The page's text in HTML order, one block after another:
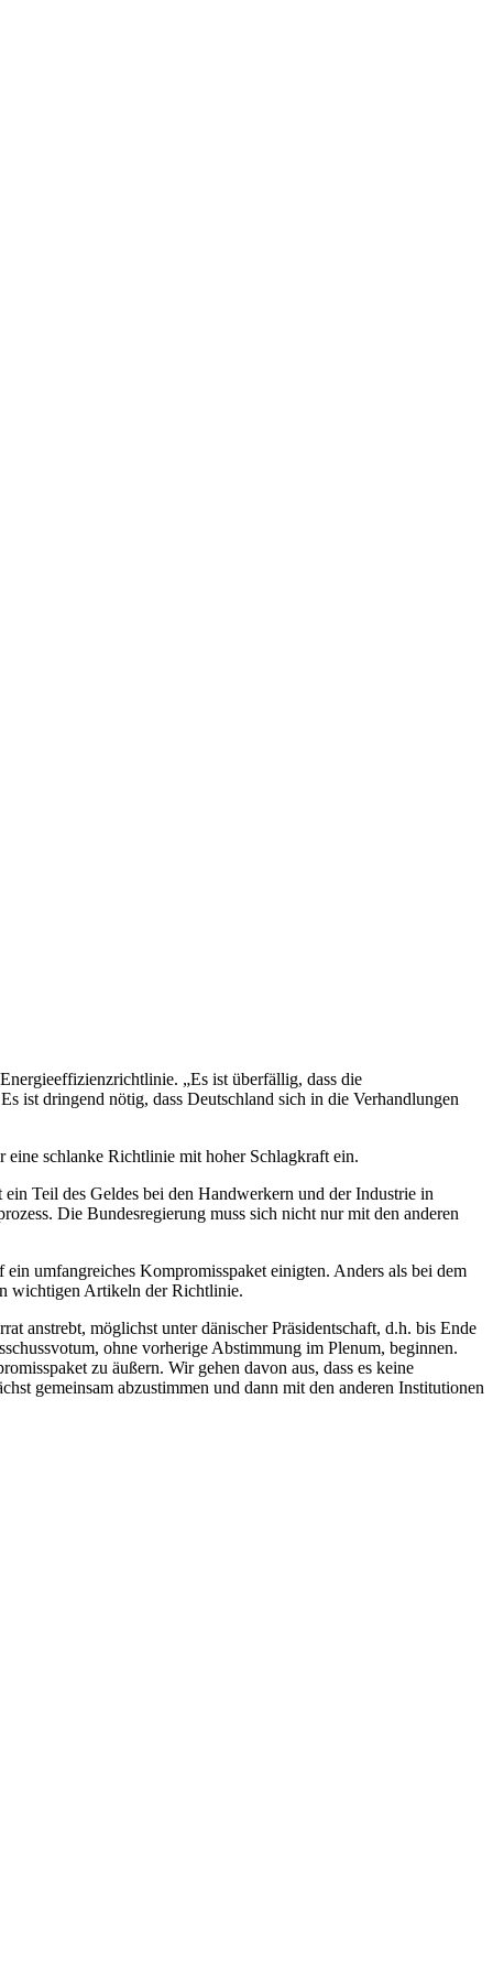
„Es ist überfällig, dass die
ist dringend nötig, dass Deutschland sich in die Verhandlungen
schlanke Richtlinie mit hoher Schlagkraft ein.
Teil des Geldes bei den Handwerkern und der Industrie in
Die Bundesregierung muss sich nicht nur mit den anderen
umfangreiches Kompromisspaket einigten. Anders als bei dem
wichtigen Artikeln der Richtlinie.
anstrebt, möglichst unter dänischer Präsidentschaft, d.h. bis Ende
ohne vorherige Abstimmung im Plenum, beginnen.
zu äußern. Wir gehen davon aus, dass es keine
gemeinsam abzustimmen und dann mit den anderen Institutionen